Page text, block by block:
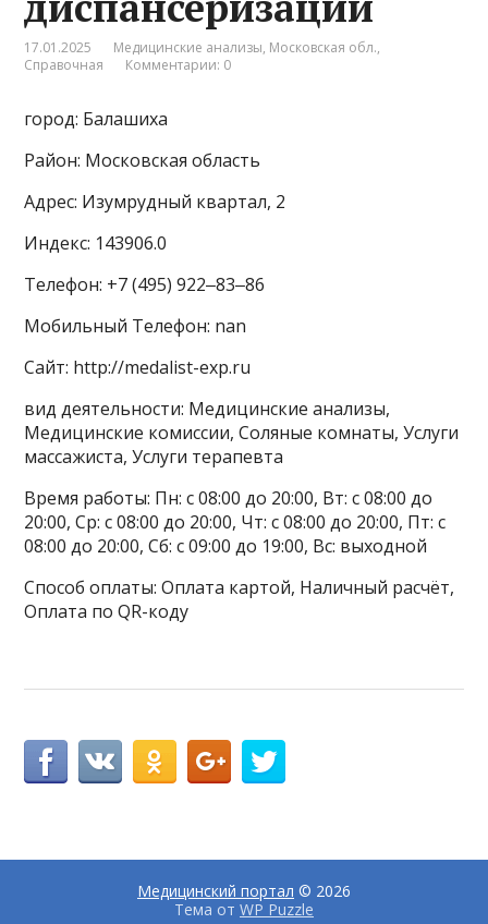
17.01.2025 Медицинские анализы, Московская обл.,
Справочная
Комментарии: 0
город: Балашиха
Район: Московская область
Адрес: Изумрудный квартал, 2
Индекс: 143906.0
Телефон: +7 (495) 922‒83‒86
Мобильный Телефон: nan
Сайт: http://medalist-exp.ru
вид деятельности: Медицинские анализы,
Медицинские комиссии, Соляные комнаты, Услуги
массажиста, Услуги терапевта
Время работы: Пн: с 08:00 до 20:00, Вт: с 08:00 до
20:00, Ср: с 08:00 до 20:00, Чт: с 08:00 до 20:00, Пт: с
08:00 до 20:00, Сб: с 09:00 до 19:00, Вс: выходной
Способ оплаты: Оплата картой, Наличный расчёт,
Оплата по QR-коду
Медицинский портал © 2026
Тема от WP Puzzle